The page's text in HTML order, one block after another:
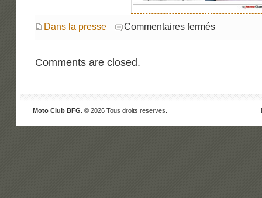
Dans la presse Commentaires ferméssur
Moto
Comments are closed.
Moto Club BFG. © 2026 Tous droits reserves.